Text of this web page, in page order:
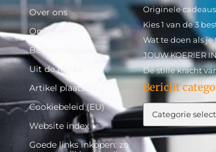
Over ons
Ons team
Beroemdheden
Uit de Media
Artikel plaatsen
Cookiebeleid (EU)
Website index
Goede links inkopen: zo
Originele
Kies 1 van de 3
Wat te doen als
JOUW KOERIER
De stille kracht
Bericht